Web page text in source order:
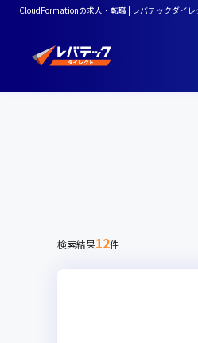
CloudFormationの求人・転職 | レバテックダイレ
検索結果12件